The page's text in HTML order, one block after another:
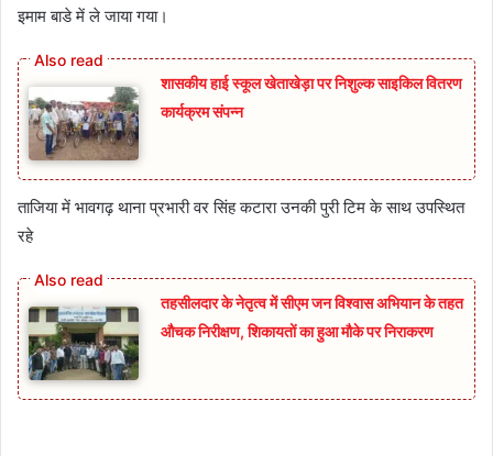
इमाम बाडे में ले जाया गया।
शासकीय हाई स्कूल खेताखेड़ा पर निशुल्क साइकिल वितरण
कार्यक्रम संपन्न
ताजिया में भावगढ़ थाना प्रभारी वर सिंह कटारा उनकी पुरी टिम के साथ उपस्थित
रहे
तहसीलदार के नेतृत्व में सीएम जन विश्वास अभियान के तहत
औचक निरीक्षण, शिकायतों का हुआ मौके पर निराकरण